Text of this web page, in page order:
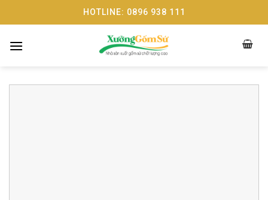
to
HOTLINE: 0896 938 111